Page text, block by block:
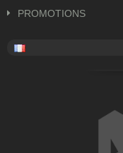
PROMOTIONS